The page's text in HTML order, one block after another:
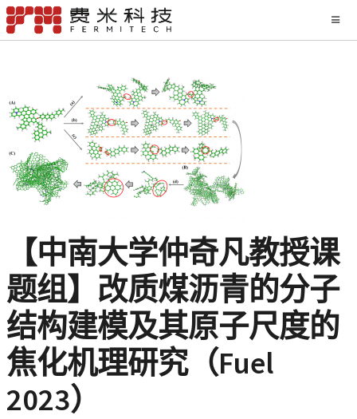
【中南大学仲奇凡教授课
题组】改质煤沥青的分子
结构建模及其原子尺度的
焦化机理研究（Fuel
2023）